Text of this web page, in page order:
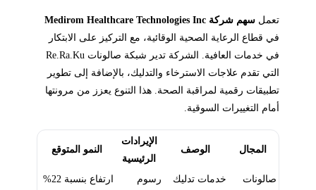
تعمل سهم شركة Medirom Healthcare Technologies Inc
في قطاع الرعاية الصحية الوقائية، مع التركيز على الابتكار
في خدمات العافية. الشركة تدير شبكة صالونات Re.Ra.Ku
التي تقدم علاجات الاسترخاء والتدليك، بالإضافة إلى تطوير
تطبيقات رقمية لمراقبة الصحة. هذا التنوع يعزز من مرونتها
أمام التغييرات السوقية.
المجال الوصف
الإيرادات
الرئيسية
النمو المتوقع
صالونات
خدمات تدليك
رسوم
ارتفاع بنسبة 22%